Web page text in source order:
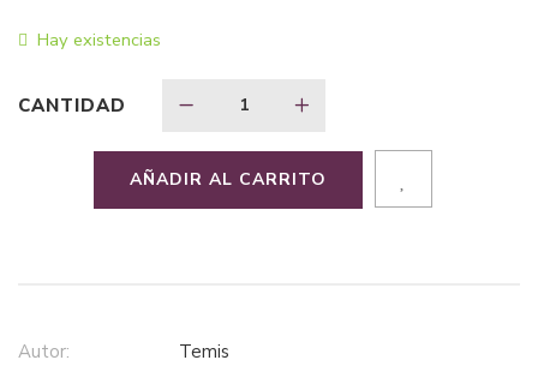
Hay existencias
CANTIDAD
AÑADIR AL CARRITO
Autor: Temis